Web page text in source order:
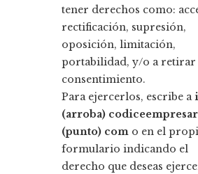
tener derechos como:
rectificación, supresión,
oposición, limitación,
portabilidad, y/o a retirar
consentimiento.
Para ejercerlos, escribe a
(arroba)
(punto) com o en el
formulario indicando el
derecho que deseas